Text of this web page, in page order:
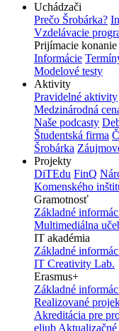
Uchádzači
Prečo Šrobárka?
Vzdelávacie
Prijímacie konanie
Informácie
Modelové testy
Aktivity
Pravidelné aktivity
Medzinárodná
Naše podcasty
Študentská firma
Šrobárka
Projekty
DiTEdu FinQ
Komenského
Gramotnosť
Základné
Multimediálna
IT akadémia
Základné
IT Creativity Lab.
Erasmus+
Základné
Realizované
Akreditácia pre
eljub